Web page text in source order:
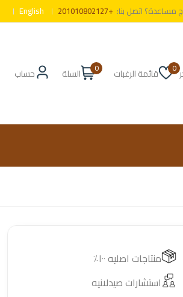
مساعدة؟ اتصل بنا: +201010802127
English
0 قائمة الرغبات 0 السلة حساب
منتاجات اصليه ١٠٠٪؜
استشارات صيدلانيه